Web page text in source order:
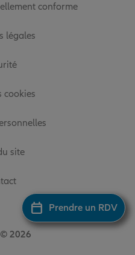
Prendre un RDV
conforme
légales
cookies
site
2026